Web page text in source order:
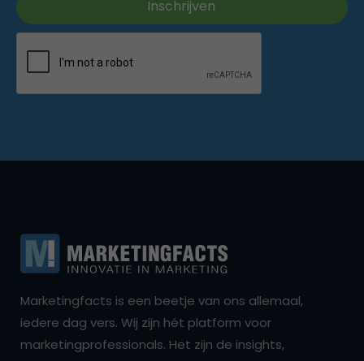
Marketingfacts is een beetje van ons allemaal,
iedere dag vers. Wij zijn hét platform voor
marketingprofessionals. Het zijn de insights,